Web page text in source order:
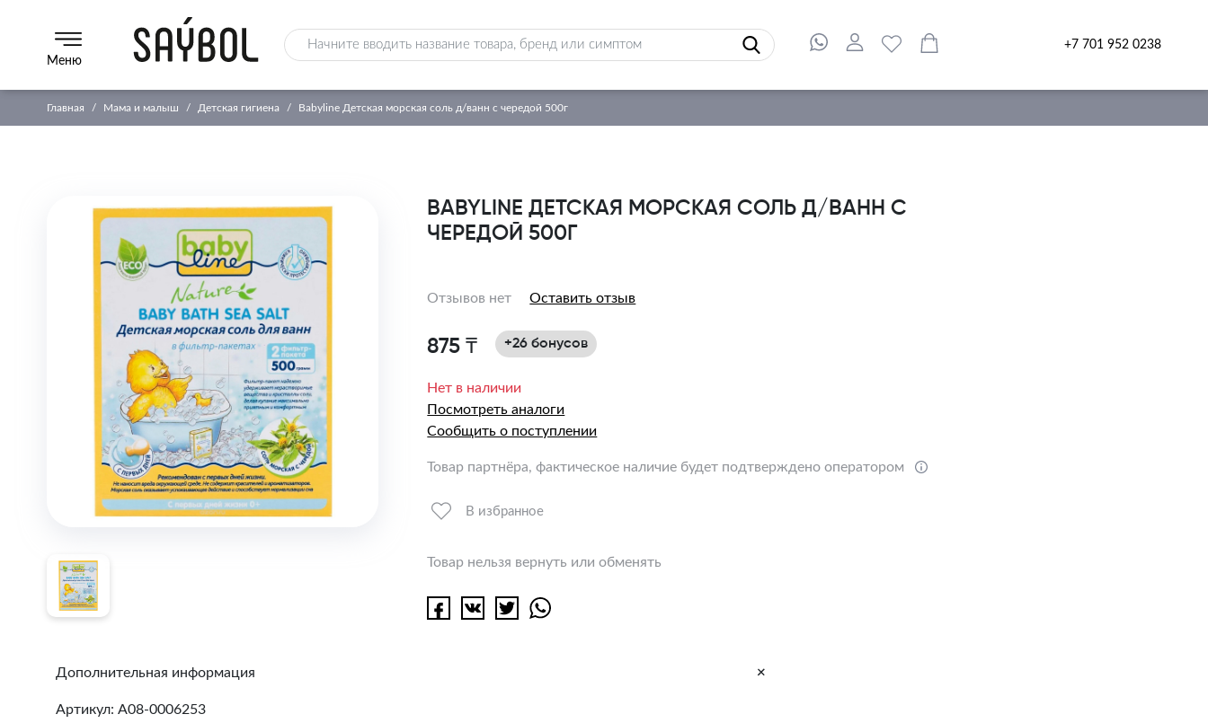
Меню
+7 701 952 0238
Главная Мама и малыш Детская гигиена Babyline Детская морская соль д/ванн с чередой 500г
BABYLINE ДЕТСКАЯ МОРСКАЯ СОЛЬ Д/ВАНН С
ЧЕРЕДОЙ 500Г
Отзывов нет Оставить отзыв
875 ₸ +26 бонусов
Нет в наличии
Посмотреть аналоги
Сообщить о поступлении
Товар партнёра, фактическое наличие будет подтверждено оператором
В избранное
Товар нельзя вернуть или обменять
Дополнительная информация +
Артикул: A08-0006253